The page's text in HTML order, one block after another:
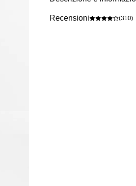
Recensioni (310)